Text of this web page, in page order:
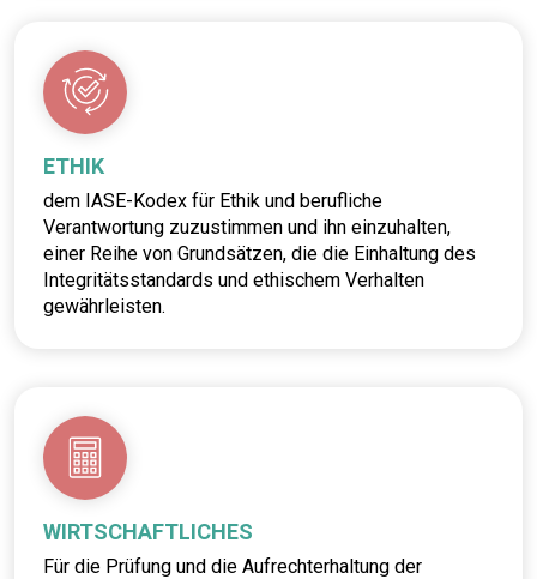
ETHIK
dem IASE-Kodex für Ethik und berufliche
Verantwortung zuzustimmen und ihn einzuhalten,
einer Reihe von Grundsätzen, die die Einhaltung des
Integritätsstandards und ethischem Verhalten
gewährleisten.
WIRTSCHAFTLICHES
Für die Prüfung und die Aufrechterhaltung der